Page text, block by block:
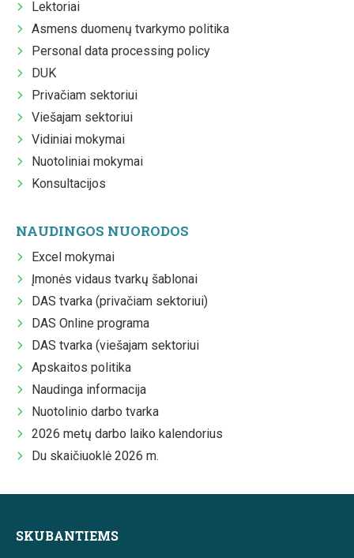
Lektoriai
Asmens duomenų tvarkymo politika
Personal data processing policy
DUK
Privačiam sektoriui
Viešajam sektoriui
Vidiniai mokymai
Nuotoliniai mokymai
Konsultacijos
NAUDINGOS NUORODOS
Excel mokymai
Įmonės vidaus tvarkų šablonai
DAS tvarka (privačiam sektoriui)
DAS Online programa
DAS tvarka (viešajam sektoriui
Apskaitos politika
Naudinga informacija
Nuotolinio darbo tvarka
2026 metų darbo laiko kalendorius
Du skaičiuoklė 2026 m.
SKUBANTIEMS